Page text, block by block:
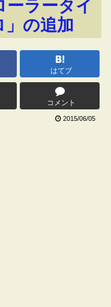
ーラータイ
」の追加
はてブ
コメント
2015/06/05